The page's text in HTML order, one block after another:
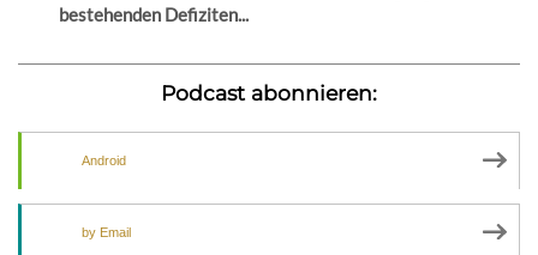
bestehenden Defiziten...
Podcast abonnieren:
Android
by Email